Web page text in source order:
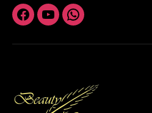
Facebook
YoutubeWhatsapp